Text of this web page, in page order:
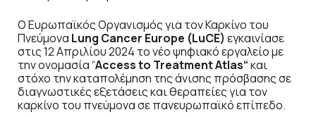
Ο Ευρωπαϊκός Οργανισμός για τον Καρκίνο του
Πνεύμονα Lung Cancer Europe (LuCE) εγκαινίασε
στις 12 Απριλίου 2024 το νέο ψηφιακό εργαλείο με
την ονομασία “Accessto TreatmentAtlas“και
στόχο την καταπολέμηση της άνισης πρόσβασης σε
διαγνωστικές εξετάσεις και θεραπείες για τον
καρκίνο του πνεύμονα σε πανευρωπαϊκό επίπεδο.